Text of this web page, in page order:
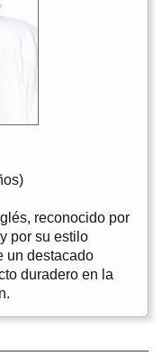
reconocido por
por su estilo
un destacado
duradero en la